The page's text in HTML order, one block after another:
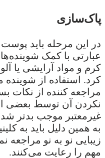
پاک‌سازی
در این مرحله باید
عبارتی با کمک
کرم و مواد آرایشی یا
کرد. استفاده از
مراجعه کننده از نکات
نکردن آن توسط بعضی
غیرمعتبر موجب بدتر
به همین دلیل باید به
زیبایی نو به نو مراجعه
مهم را رعایت می‌کنند.